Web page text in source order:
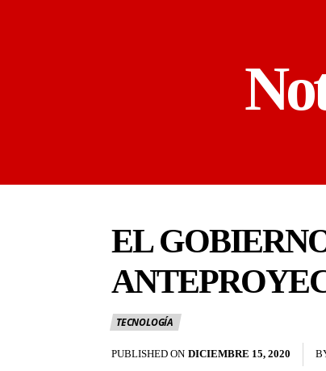
EL
TECNOLOGÍA
PUBLISHED ON DICIEMBRE 15, 2020